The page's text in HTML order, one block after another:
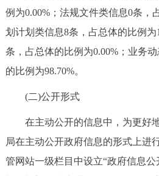
例为0.00%；法规文件类信息0条，
划计划类信息8条，占总体的比例
条，占总体的比例为0.00%；业务
的比例为98.70%。
(二)公开形式
在主动公开的信息中，为更好
局在主动公开政府信息的形式上进
管网站一级栏目中设立“政府信息